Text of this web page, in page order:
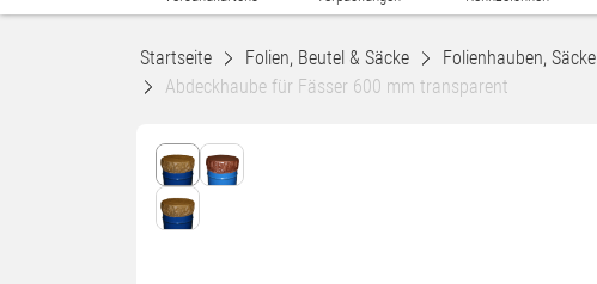
Startseite Folien, Beutel & Säcke Folienhauben, Säcke
Abdeckhaube für Fässer 600 mm transparent